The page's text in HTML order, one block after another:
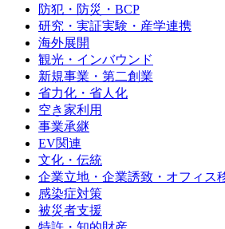
防犯・防災・BCP
研究・実証実験・産学連携
海外展開
観光・インバウンド
新規事業・第二創業
省力化・省人化
空き家利用
事業承継
EV関連
文化・伝統
企業立地・企業誘致・オフィス
感染症対策
被災者支援